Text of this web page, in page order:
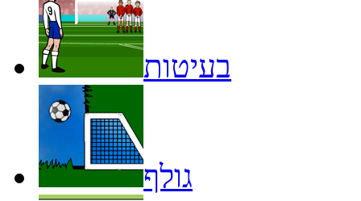
בעיטות
גולף